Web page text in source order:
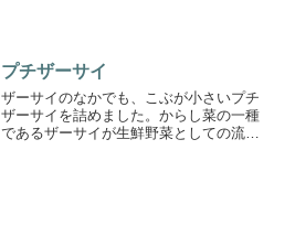
プチザーサイ
ザーサイのなかでも、こぶが小さいプチ
ザーサイを詰めました。からし菜の一種
であるザーサイが生鮮野菜としての流通